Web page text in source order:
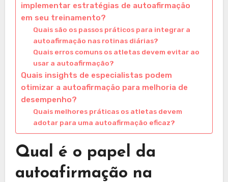
implementar estratégias de autoafirmação
em seu treinamento?
Quais são os passos práticos para integrar a
autoafirmação nas rotinas diárias?
Quais erros comuns os atletas devem evitar ao
usar a autoafirmação?
Quais insights de especialistas podem
otimizar a autoafirmação para melhoria de
desempenho?
Quais melhores práticas os atletas devem
adotar para uma autoafirmação eficaz?
Qual é o papel da
autoafirmação na